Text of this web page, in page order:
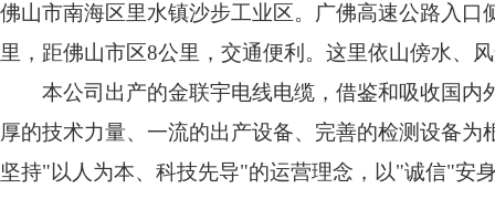
金联宇耐火控制电缆NH-KVV 金联宇电力
佛山市南海区里水镇沙步工业区。广佛高速公路入口
里，距佛山市区8公里，交通便利。这里依山傍水、
本公司出产的金联宇电线电缆，借鉴和吸收国内
厚的技术力量、一流的出产设备、完善的检测设备为
坚持"以人为本、科技先导"的运营理念，以"诚信"安